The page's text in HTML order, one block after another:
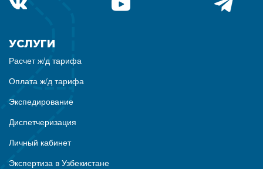
УСЛУГИ
Расчет ж/д тарифа
Оплата ж/д тарифа
Экспедирование
Диспетчеризация
Личный кабинет
Экспертиза в Узбекистане